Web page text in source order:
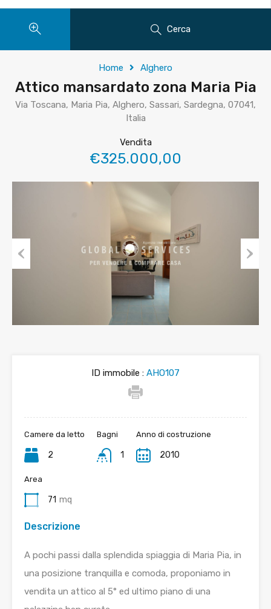
Cerca
Home Alghero
Attico mansardato zona Maria Pia
Via Toscana, Maria Pia, Alghero, Sassari, Sardegna, 07041,
Italia
Vendita
€325.000,00
ID immobile : AHO107
Camere da letto
2
Bagni
1
Anno di costruzione
2010
Area
71 mq
Descrizione
A pochi passi dalla splendida spiaggia di Maria Pia, in
una posizione tranquilla e comoda, proponiamo in
vendita un attico al 5° ed ultimo piano di una